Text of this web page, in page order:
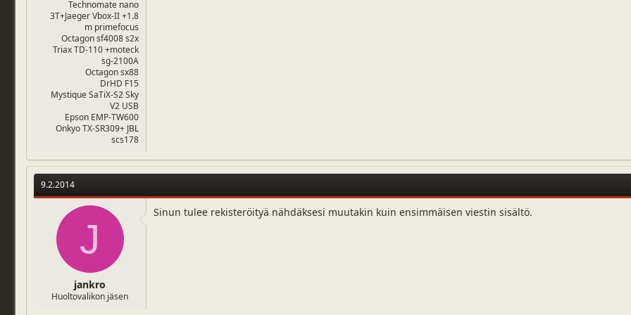
Technomate nano
3T+Jaeger Vbox-II +1.8
m primefocus
Octagon sf4008 s2x
Triax TD-110 +moteck
sg-2100A
Octagon sx88
DrHD F15
Mystique SaTiX-S2 Sky
V2 USB
Epson EMP-TW600
Onkyo TX-SR309+ JBL
scs178
9.2.2014
J
jankro
Huoltovalikon jäsen
Sinun tulee rekisteröityä nähdäksesi muutakin kuin ensimmäisen viestin sisältö.